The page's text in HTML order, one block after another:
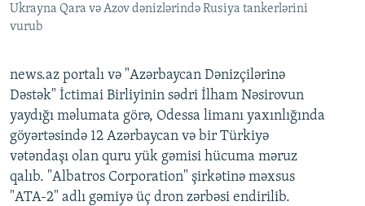
Ukrayna Qara və Azov dənizlərində Rusiya tankerlərini
vurub
news.az portalı və "Azərbaycan Dənizçilərinə
Dəstək" İctimai Birliyinin sədri İlham Nəsirovun
yaydığı məlumata görə, Odessa limanı yaxınlığında
göyərtəsində 12 Azərbaycan və bir Türkiyə
vətəndaşı olan quru yük gəmisi hücuma məruz
qalıb. "Albatros Corporation" şirkətinə məxsus
"ATA-2" adlı gəmiyə üç dron zərbəsi endirilib.